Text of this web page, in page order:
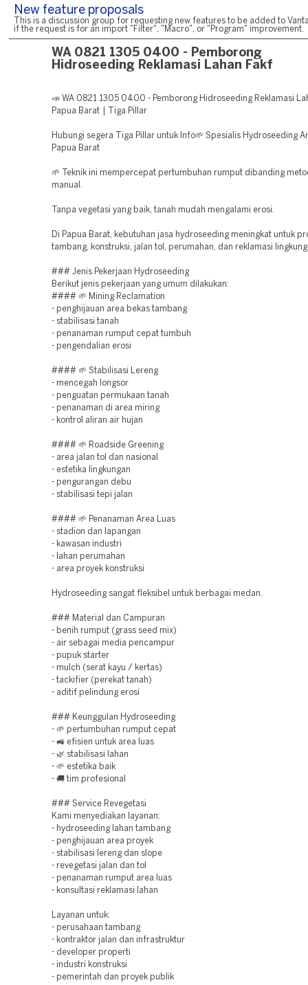
New feature proposals
This is a discussion group for requesting new features to be added to
if the request is for an import "Filter", "Macro", or "Program" improvement.
WA 0821 1305 0400 - Pemborong
Hidroseeding Reklamasi Lahan Fakf
📣 WA 0821 1305 0400 - Pemborong Hidroseeding Reklamasi
Papua Barat | Tiga Pillar
Hubungi segera Tiga Pillar untuk Info🌱 Spesialis Hydroseeding
Papua Barat
🌱 Teknik ini mempercepat pertumbuhan rumput dibanding
manual.
Tanpa vegetasi yang baik, tanah mudah mengalami erosi.
Di Papua Barat, kebutuhan jasa hydroseeding meningkat untuk
tambang, konstruksi, jalan tol, perumahan, dan reklamasi
### Jenis Pekerjaan Hydroseeding
Berikut jenis pekerjaan yang umum dilakukan:
#### 🌱 Mining Reclamation
- penghijauan area bekas tambang
- stabilisasi tanah
- penanaman rumput cepat tumbuh
- pengendalian erosi
#### 🌱 Stabilisasi Lereng
- mencegah longsor
- penguatan permukaan tanah
- penanaman di area miring
- kontrol aliran air hujan
#### 🌱 Roadside Greening
- area jalan tol dan nasional
- estetika lingkungan
- pengurangan debu
- stabilisasi tepi jalan
#### 🌱 Penanaman Area Luas
- stadion dan lapangan
- kawasan industri
- lahan perumahan
- area proyek konstruksi
Hydroseeding sangat fleksibel untuk berbagai medan.
### Material dan Campuran
- benih rumput (grass seed mix)
- air sebagai media pencampur
- pupuk starter
- mulch (serat kayu / kertas)
- tackifier (perekat tanah)
- aditif pelindung erosi
### Keunggulan Hydroseeding
- 🌱 pertumbuhan rumput cepat
- 🚜 efisien untuk area luas
- 🌿 stabilisasi lahan
- 🌱 estetika baik
- 🚚 tim profesional
### Service Revegetasi
Kami menyediakan layanan:
- hydroseeding lahan tambang
- penghijauan area proyek
- stabilisasi lereng dan slope
- revegetasi jalan dan tol
- penanaman rumput area luas
- konsultasi reklamasi lahan
Layanan untuk:
- perusahaan tambang
- kontraktor jalan dan infrastruktur
- developer properti
- industri konstruksi
- pemerintah dan proyek publik